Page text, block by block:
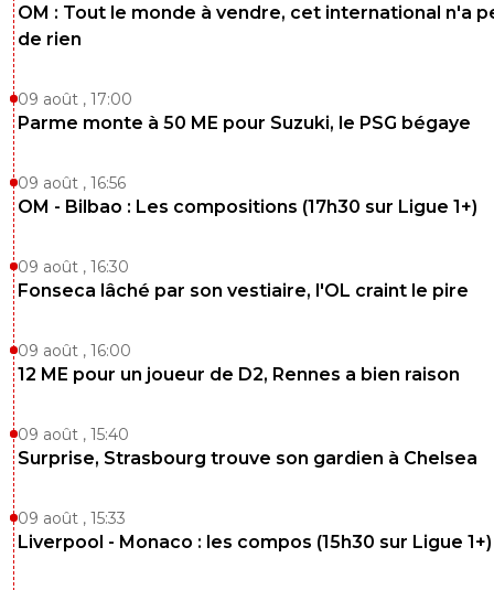
OM : Tout le monde à vendre, cet international n'a
de rien
09 août , 17:00
Parme monte à 50 ME pour Suzuki, le PSG bégaye
09 août , 16:56
OM - Bilbao : Les compositions (17h30 sur Ligue 1+)
09 août , 16:30
Fonseca lâché par son vestiaire, l'OL craint le pire
09 août , 16:00
12 ME pour un joueur de D2, Rennes a bien raison
09 août , 15:40
Surprise, Strasbourg trouve son gardien à Chelsea
09 août , 15:33
Liverpool - Monaco : les compos (15h30 sur Ligue 1+)